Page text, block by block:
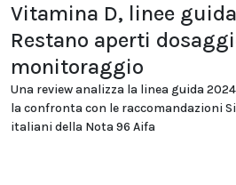
Vitamina D, linee
Restano aperti
monitoraggio
Una review analizza la linea guida
la confronta con le raccomandazioni
italiani della Nota 96 Aifa